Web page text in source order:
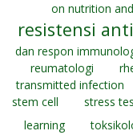
on nutrition
resistensi
dan respon
reumatologi
transmitted infection
stem cell
stress
learning